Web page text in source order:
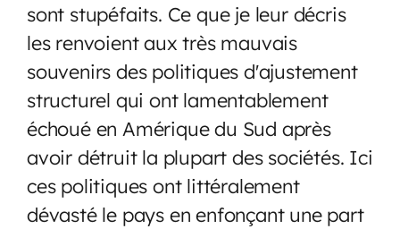
sont stupéfaits. Ce que je leur décris
les renvoient aux très mauvais
souvenirs des politiques d'ajustement
structurel qui ont lamentablement
échoué en Amérique du Sud après
avoir détruit la plupart des sociétés. Ici
ces politiques ont littéralement
dévasté le pays en enfonçant une part